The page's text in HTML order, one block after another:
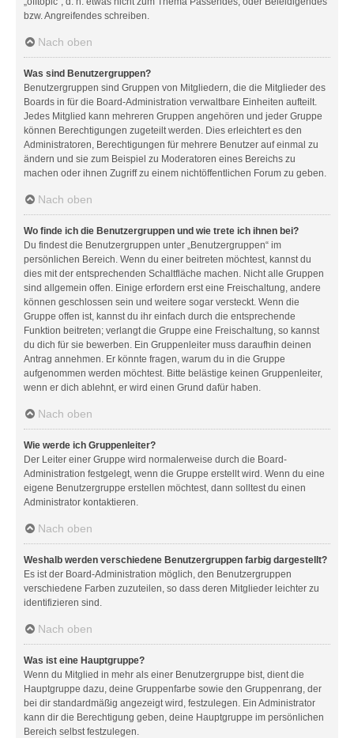
bzw. Angreifendes schreiben.
Nach oben
Was sind Benutzergruppen?
Benutzergruppen sind Gruppen von Mitgliedern, die die Mitglieder des
Boards in für die Board-Administration verwaltbare Einheiten aufteilt.
Jedes Mitglied kann mehreren Gruppen angehören und jeder Gruppe
können Berechtigungen zugeteilt werden. Dies erleichtert es den
Administratoren, Berechtigungen für mehrere Benutzer auf einmal zu
ändern und sie zum Beispiel zu Moderatoren eines Bereichs zu
machen oder ihnen Zugriff zu einem nichtöffentlichen Forum zu geben.
Nach oben
Wo finde ich die Benutzergruppen und wie trete ich ihnen bei?
Du findest die Benutzergruppen unter „Benutzergruppen“ im
persönlichen Bereich. Wenn du einer beitreten möchtest, kannst du
dies mit der entsprechenden Schaltfläche machen. Nicht alle Gruppen
sind allgemein offen. Einige erfordern erst eine Freischaltung, andere
können geschlossen sein und weitere sogar versteckt. Wenn die
Gruppe offen ist, kannst du ihr einfach durch die entsprechende
Funktion beitreten; verlangt die Gruppe eine Freischaltung, so kannst
du dich für sie bewerben. Ein Gruppenleiter muss daraufhin deinen
Antrag annehmen. Er könnte fragen, warum du in die Gruppe
aufgenommen werden möchtest. Bitte belästige keinen Gruppenleiter,
wenn er dich ablehnt, er wird einen Grund dafür haben.
Nach oben
Wie werde ich Gruppenleiter?
Der Leiter einer Gruppe wird normalerweise durch die Board-
Administration festgelegt, wenn die Gruppe erstellt wird. Wenn du eine
eigene Benutzergruppe erstellen möchtest, dann solltest du einen
Administrator kontaktieren.
Nach oben
Weshalb werden verschiedene Benutzergruppen farbig dargestellt?
Es ist der Board-Administration möglich, den Benutzergruppen
verschiedene Farben zuzuteilen, so dass deren Mitglieder leichter zu
identifizieren sind.
Nach oben
Was ist eine Hauptgruppe?
Wenn du Mitglied in mehr als einer Benutzergruppe bist, dient die
Hauptgruppe dazu, deine Gruppenfarbe sowie den Gruppenrang, der
bei dir standardmäßig angezeigt wird, festzulegen. Ein Administrator
kann dir die Berechtigung geben, deine Hauptgruppe im persönlichen
Bereich selbst festzulegen.